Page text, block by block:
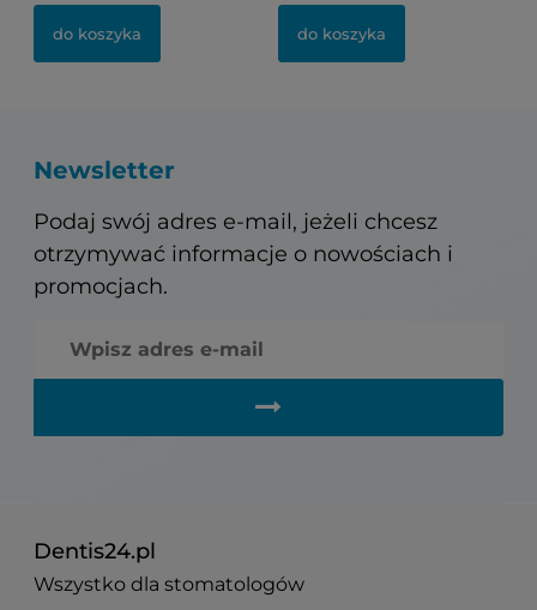
do koszyka do koszyka
Newsletter
Podaj swój adres e-mail, jeżeli chcesz
otrzymywać informacje o nowościach i
promocjach.
Dentis24.pl
Wszystko dla stomatologów